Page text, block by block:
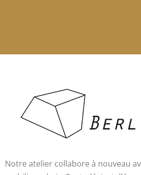
Notre atelier collabore à nouveau